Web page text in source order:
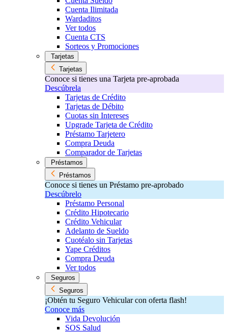
Cuenta Ilimitada
Wardaditos
Ver todos
Cuenta CTS
Sorteos y Promociones
Tarjetas
Tarjetas
Conoce si tienes una Tarjeta pre-aprobada
Descúbrela
Tarjetas de Crédito
Tarjetas de Débito
Cuotas sin Intereses
Upgrade Tarjeta de Crédito
Préstamo Tarjetero
Compra Deuda
Comparador de Tarjetas
Préstamos
Préstamos
Conoce si tienes un Préstamo pre-aprobado
Descúbrelo
Préstamo Personal
Crédito Hipotecario
Crédito Vehicular
Adelanto de Sueldo
Cuotéalo sin Tarjetas
Yape Créditos
Compra Deuda
Ver todos
Seguros
Seguros
¡Obtén tu Seguro Vehicular con oferta flash!
Conoce más
Vida Devolución
SOS Salud